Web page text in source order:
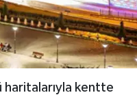
haritalarıyla kentte